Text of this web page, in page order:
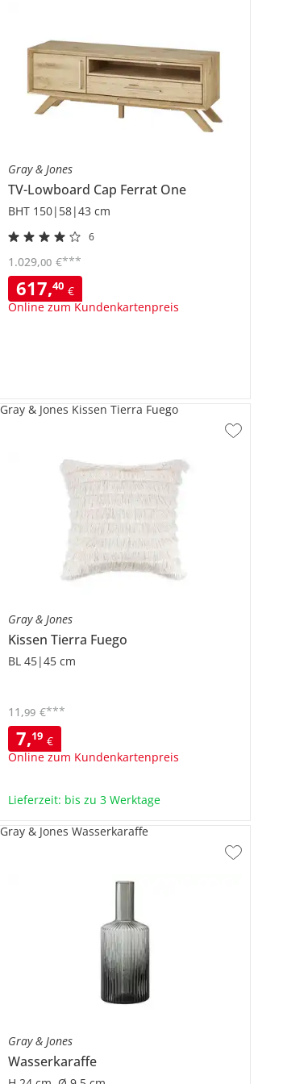
Gray & Jones
TV-Lowboard Cap Ferrat One
BHT 150|58|43 cm
6
617,40 €
Online zum Kundenkartenpreis
1.029,00 €***
Gray & Jones
Kissen Tierra Fuego
BL 45|45 cm
7,19 €
Online zum Kundenkartenpreis
11 ,99 €***
Gray & Jones Kissen Tierra Fuego
Lieferzeit: bis zu 3 Werktage
Gray & Jones
Wasserkaraffe
Gray & Jones Wasserkaraffe